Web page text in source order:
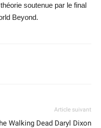
soutenue par le final
Beyond.
Article suivant
Walking Dead Daryl Dixon